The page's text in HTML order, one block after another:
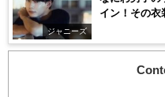
ジャニーズ
イン！その衣